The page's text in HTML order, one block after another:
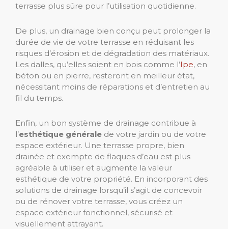
terrasse plus sûre pour l’utilisation quotidienne.
De plus, un drainage bien conçu peut prolonger la
durée de vie de votre terrasse en réduisant les
risques d’érosion et de dégradation des matériaux.
Les dalles, qu’elles soient en bois comme l’Ipe, en
béton ou en pierre, resteront en meilleur état,
nécessitant moins de réparations et d’entretien au
fil du temps.
Enfin, un bon système de drainage contribue à
l’esthétique générale de votre jardin ou de votre
espace extérieur. Une terrasse propre, bien
drainée et exempte de flaques d’eau est plus
agréable à utiliser et augmente la valeur
esthétique de votre propriété. En incorporant des
solutions de drainage lorsqu’il s’agit de concevoir
ou de rénover votre terrasse, vous créez un
espace extérieur fonctionnel, sécurisé et
visuellement attrayant.